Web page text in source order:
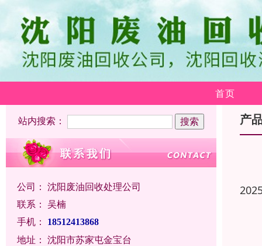
首页
站内搜索：
公司： 沈阳废油回收处理公司
联系： 吴楠
手机：
18512413868
地址： 沈阳市苏家屯金宝台
产